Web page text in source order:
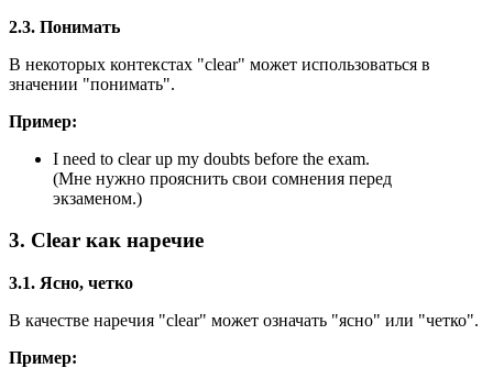
2.3. Понимать
В некоторых контекстах "clear" может использоваться в
значении "понимать".
Пример:
I need to clear up my doubts before the exam.
(Мне нужно прояснить свои сомнения перед
экзаменом.)
3. Clear как наречие
3.1. Ясно, четко
В качестве наречия "clear" может означать "ясно" или "четко".
Пример: